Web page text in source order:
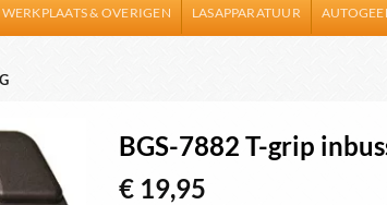
WERKPLAATS & OVERIGEN LASAPPARATUUR
BGS-7882 T-grip
€ 19,95